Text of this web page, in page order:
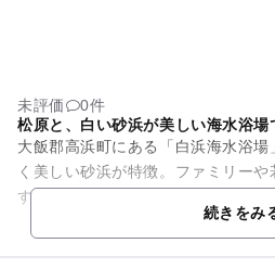
未評価
0件
松原と、白い砂浜が美しい海水浴場
大飯郡高浜町にある「白浜海水浴
く美しい砂浜が特徴。ファミリー
す。小さいお子様連れにピッタリの砂浜の
続きをみ